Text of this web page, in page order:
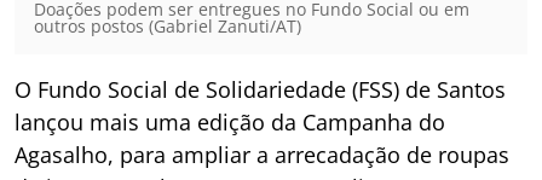
Doações podem ser entregues no Fundo Social ou em
outros postos (Gabriel Zanuti/AT)
O Fundo Social de Solidariedade (FSS) de Santos
lançou mais uma edição da Campanha do
Agasalho, para ampliar a arrecadação de roupas